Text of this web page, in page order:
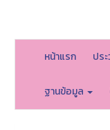
หน้าแรก ปร
ฐานข้อมูล